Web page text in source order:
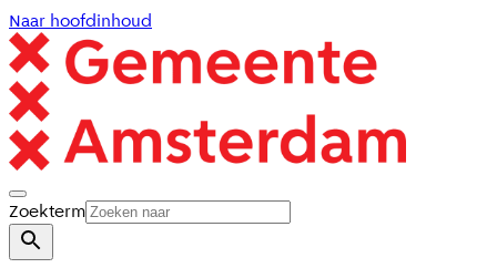
Naar hoofdinhoud
Zoekterm